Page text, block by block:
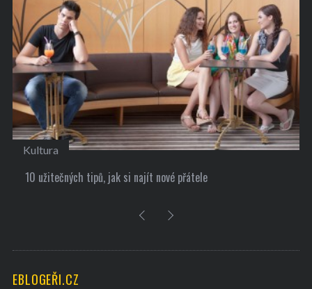
Kultura
10 užitečných tipů, jak si najít nové přátele
EBLOGEŘI.CZ